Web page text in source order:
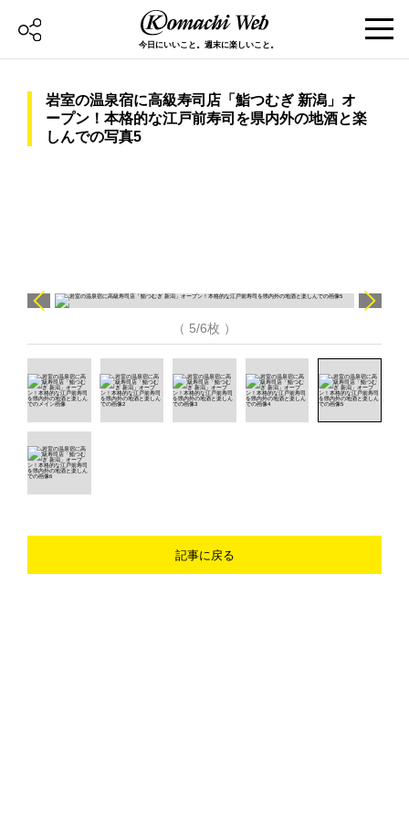
今日にいいこと。週末に楽しいこと。
岩室の温泉宿に高級寿司店「鮨つむぎ 新潟」オ
ープン！本格的な江戸前寿司を県内外の地酒と楽
しんでの写真5
（ 5/6枚 ）
記事に戻る